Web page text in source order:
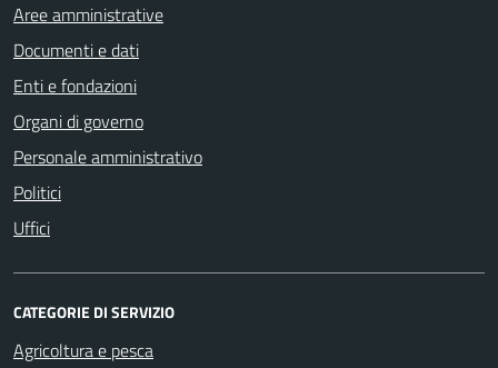
Aree amministrative
Documenti e dati
Enti e fondazioni
Organi di governo
Personale amministrativo
Politici
Uffici
CATEGORIE DI SERVIZIO
Agricoltura e pesca